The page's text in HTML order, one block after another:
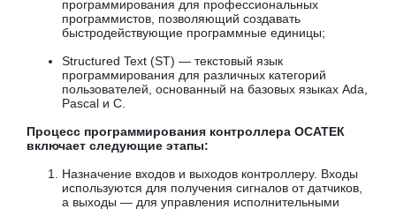
программирования для профессиональных
программистов, позволяющий создавать
быстродействующие программные единицы;
Structured Text (ST) — текстовый язык
программирования для различных категорий
пользователей, основанный на базовых языках Ada,
Pascal и C.
Процесс программирования контроллера ОСАТЕК
включает следующие этапы:
Назначение входов и выходов контроллеру. Входы
используются для получения сигналов от датчиков,
а выходы — для управления исполнительными